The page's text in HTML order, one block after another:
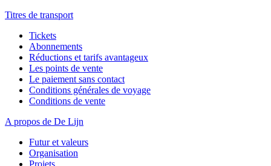
Titres de transport
Tickets
Abonnements
Réductions et tarifs avantageux
Les points de vente
Le paiement sans contact
Conditions générales de voyage
Conditions de vente
A propos de De Lijn
Futur et valeurs
Organisation
Projets